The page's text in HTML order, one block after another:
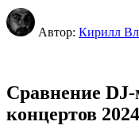
Автор: Кирилл
Сравнение
концертов 2024